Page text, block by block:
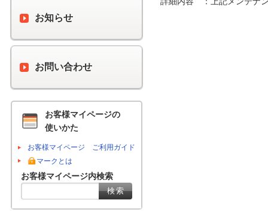
お知らせ
お問い合わせ
お客様マイページの
使いかた
お客様マイページ ご利用ガイド
マークとは
お客様マイページ内検索